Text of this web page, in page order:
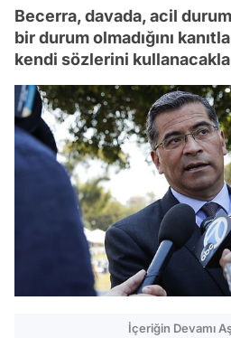
Becerra, davada, acil
bir durum olmadığını
kendi sözlerini
İçeriğin Devamı